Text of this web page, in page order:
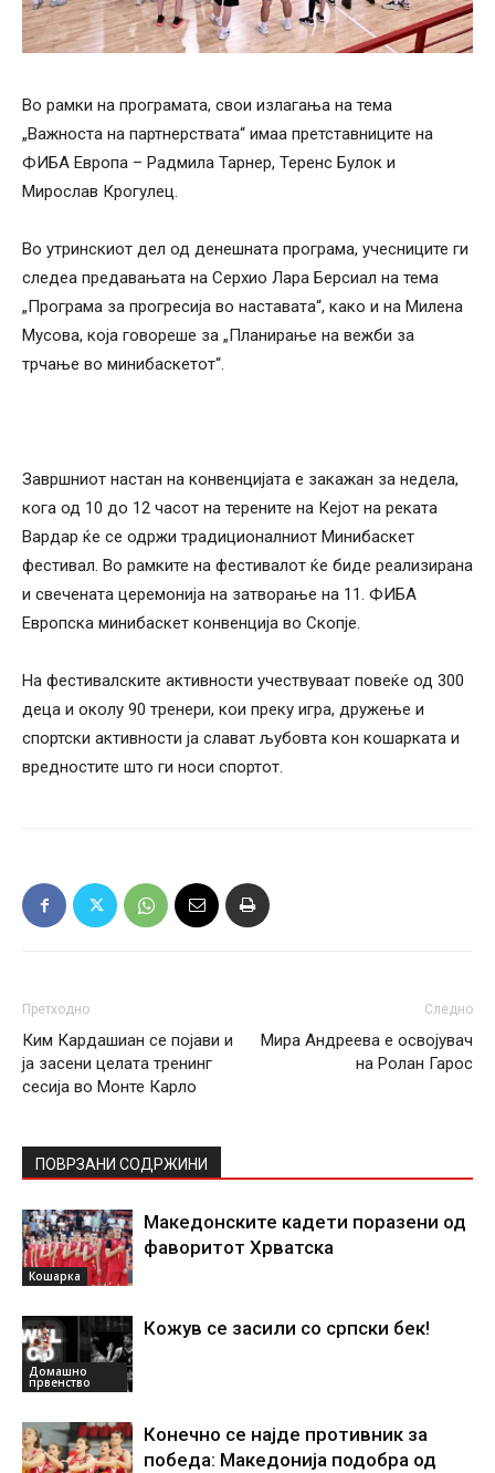
Во рамки на програмата, свои излагања на тема
„Важноста на партнерствата“ имаа претставниците на
ФИБА Европа – Радмила Тарнер, Теренс Булок и
Мирослав Крогулец.
Во утринскиот дел од денешната програма, учесниците ги
следеа предавањата на Серхио Лара Берсиал на тема
„Програма за прогресија во наставата“, како и на Милена
Мусова, која говореше за „Планирање на вежби за
трчање во минибаскетот“.
Завршниот настан на конвенцијата е закажан за недела,
кога од 10 до 12 часот на терените на Кејот на реката
Вардар ќе се одржи традиционалниот Минибаскет
фестивал. Во рамките на фестивалот ќе биде реализирана
и свечената церемонија на затворање на 11. ФИБА
Европска минибаскет конвенција во Скопје.
На фестивалските активности учествуваат повеќе од 300
деца и околу 90 тренери, кои преку игра, дружење и
спортски активности ја слават љубовта кон кошарката и
вредностите што ги носи спортот.
Претходно
Ким Кардашиан се појави и
ја засени целата тренинг
сесија во Монте Карло
Следно
Мира Андреева е освојувач
на Ролан Гарос
ПОВРЗАНИ СОДРЖИНИ
Кошарка
Македонските кадети поразени од
фаворитот Хрватска
Домашно
првенство
Кожув се засили со српски бек!
Конечно се најде противник за
победа: Македонија подобра од